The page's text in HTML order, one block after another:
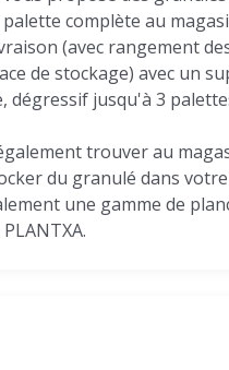
complète au
(avec rangement
de stockage) avec un
dégressif jusqu'à 3
trouver au
du granulé dans
une gamme de